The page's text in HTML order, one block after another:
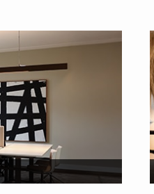
E-
mailadres *